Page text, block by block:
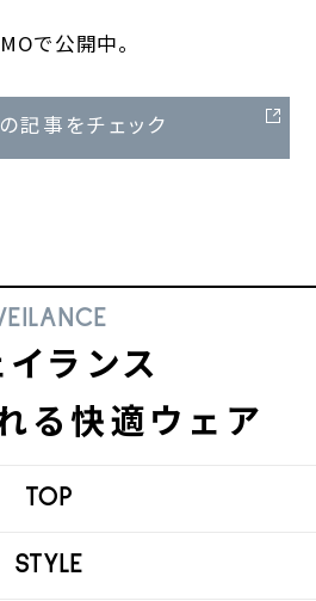
で公開中。
記事をチェック
イランス
る快適ウェア
TOP
STYLE